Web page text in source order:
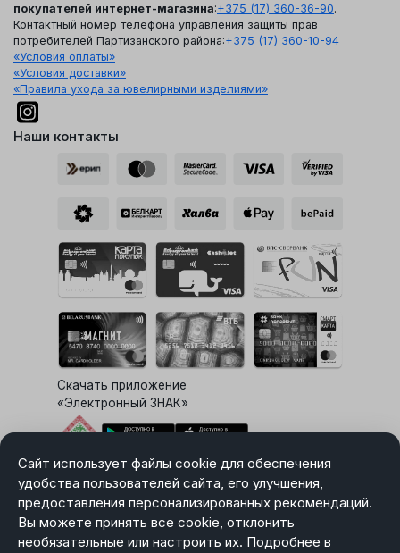
Сайт использует файлы cookie для обеспечения
удобства пользователей сайта, его улучшения,
предоставления персонализированных рекомендаций.
Вы можете принять все cookie, отклонить
необязательные или настроить их. Подробнее в
покупателей интернет-магазина:+375 (17) 360-36-90.
Контактный номер телефона управления защиты прав
потребителей Партизанского района:+375 (17) 360-10-94
«Условия оплаты»
«Условия доставки»
«Правила ухода за ювелирными изделиями»
Наши контакты
Скачать приложение
«Электронный ЗНАК»
Выбор настроек Cookie
Карта сайта